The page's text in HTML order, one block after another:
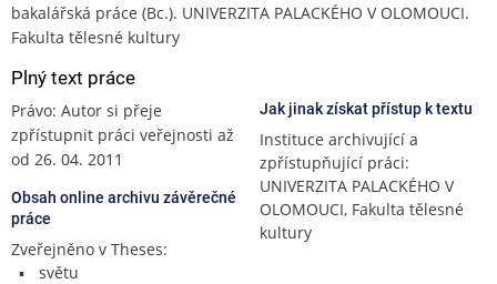
bakalářská práce (Bc.). UNIVERZITA PALACKÉHO V OLOMOUCI.
Fakulta tělesné kultury
Plný text práce
Právo: Autor si přeje
zpřístupnit práci veřejnosti až
od 26. 04. 2011
Obsah online archivu závěrečné
práce
Zveřejněno v Theses:
světu
Jak jinak získat přístup k textu
Instituce archivující a
zpřístupňující práci:
UNIVERZITA PALACKÉHO V
OLOMOUCI, Fakulta tělesné
kultury